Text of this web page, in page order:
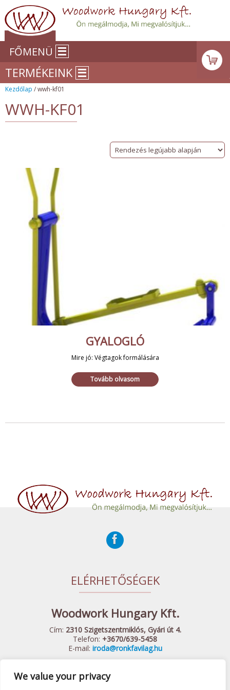
We value your privacy
FŐMENÜ
Kezdőlap / wwh-kf01
WWH-KF01
GYALOGLÓ
Mire jó: Végtagok formálására
Tovább olvasom
TERMÉKEINK
ELÉRHETŐSÉGEK
Woodwork Hungary Kft.
Cím: 2310 Szigetszentmiklós, Gyári út 4.
Telefon: +3670/639-5458
E-mail: iroda@ronkfavilag.hu
© 2015 Woodwork Hungary Kft. - Minden Jog Fenntartva